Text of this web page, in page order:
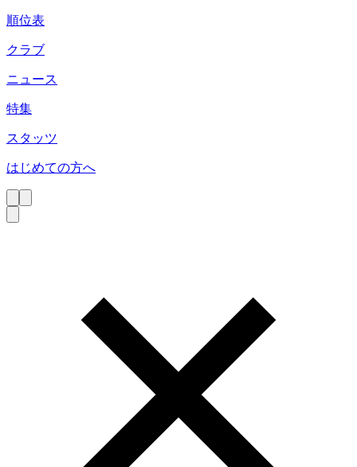
順位表
クラブ
ニュース
特集
スタッツ
はじめての方へ